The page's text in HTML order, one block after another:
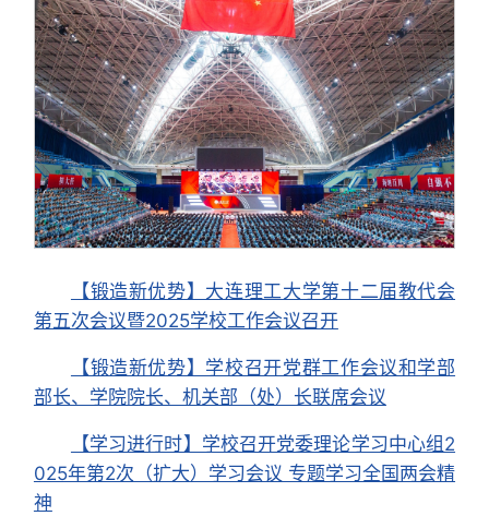
【锻造新优势】大连理工大学第十二届教代会
第五次会议暨2025学校工作会议召开
【锻造新优势】学校召开党群工作会议和学部
部长、学院院长、机关部（处）长联席会议
【学习进行时】学校召开党委理论学习中心组2
025年第2次（扩大）学习会议 专题学习全国两会精
神